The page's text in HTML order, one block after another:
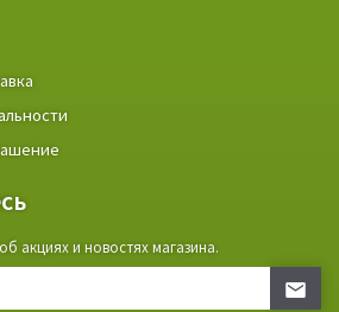
акциях и новостях магазина.